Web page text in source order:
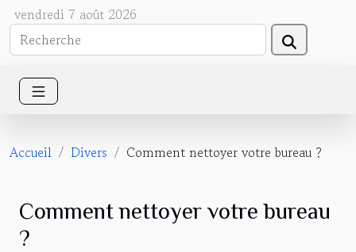
vendredi 7 août 2026
Accueil Divers Comment nettoyer votre bureau ?
Comment nettoyer votre bureau
?